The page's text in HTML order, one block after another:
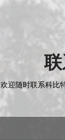
欢迎随时联系科比